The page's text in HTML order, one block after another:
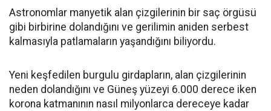
Astronomlar manyetik alan çizgilerinin bir saç örgüsü
gibi birbirine dolandığını ve gerilimin aniden serbest
kalmasıyla patlamaların yaşandığını biliyordu.
Yeni keşfedilen burgulu girdapların, alan çizgilerinin
neden dolandığını ve Güneş yüzeyi 6.000 derece iken
korona katmanının nasıl milyonlarca dereceye kadar